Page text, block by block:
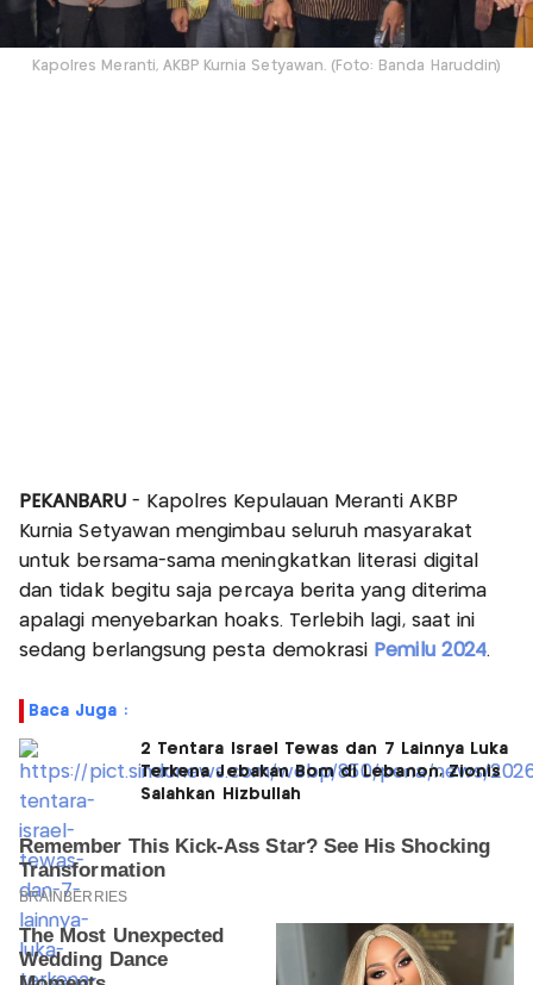
Kapolres Meranti, AKBP Kurnia Setyawan. (Foto: Banda Haruddin)
PEKANBARU- Kapolres Kepulauan Meranti AKBP
Kurnia Setyawan mengimbau seluruh masyarakat
untuk bersama-sama meningkatkan literasi digital
dan tidak begitu saja percaya berita yang diterima
apalagi menyebarkan hoaks. Terlebih lagi, saat ini
sedang berlangsung pesta demokrasi Pemilu 2024.
Baca Juga :
2 Tentara Israel Tewas dan 7 Lainnya Luka
Terkena Jebakan Bom di Lebanon, Zionis
Salahkan Hizbullah